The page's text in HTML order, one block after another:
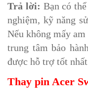
Trả lời: Bạn có
nghiệm, kỹ năng
Nếu không mấy
trung tâm bảo
được hỗ trợ tốt
Thay pin Acer